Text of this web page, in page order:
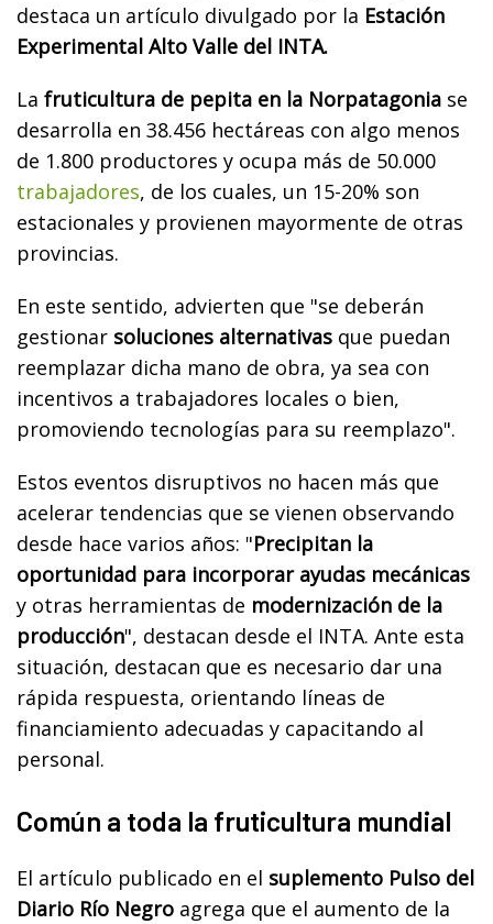
destaca un artículo divulgado por la Estación
Experimental Alto Valle del INTA.
La fruticultura de pepita en la Norpatagonia se
desarrolla en 38.456 hectáreas con algo menos
de 1.800 productores y ocupa más de 50.000
trabajadores, de los cuales, un 15-20% son
estacionales y provienen mayormente de otras
provincias.
En este sentido, advierten que "se deberán
gestionar soluciones alternativas que puedan
reemplazar dicha mano de obra, ya sea con
incentivos a trabajadores locales o bien,
promoviendo tecnologías para su reemplazo".
Estos eventos disruptivos no hacen más que
acelerar tendencias que se vienen observando
desde hace varios años: "Precipitan la
oportunidad para incorporar ayudas mecánicas
y otras herramientas de modernización de la
producción", destacan desde el INTA. Ante esta
situación, destacan que es necesario dar una
rápida respuesta, orientando líneas de
financiamiento adecuadas y capacitando al
personal.
Común a toda la fruticultura mundial
El artículo publicado en el suplemento Pulso del
Diario Río Negro agrega que el aumento de la